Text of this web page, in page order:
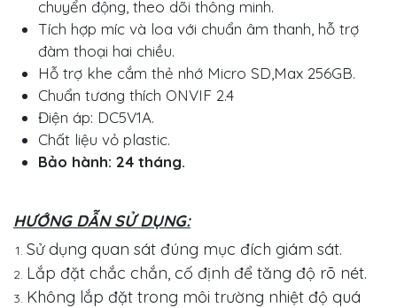
chuyển động, theo dõi thông minh.
Tích hợp míc và loa với chuẩn âm thanh, hỗ trợ
đàm thoại hai chiều.
Hỗ trợ khe cắm thẻ nhớ Micro SD,Max 256GB.
Chuẩn tương thích ONVIF 2.4
Điện áp: DC5V1A.
Chất liệu vỏ plastic.
Bảo hành: 24 tháng.
HƯỚNG DẪN SỬ DỤNG:
Sử dụng quan sát đúng mục đích giám sát.
Lắp đặt chắc chắn, cố định để tăng độ rõ nét.
Không lắp đặt trong môi trường nhiệt độ quá